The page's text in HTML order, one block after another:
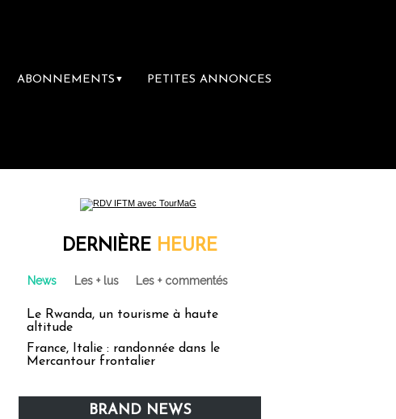
ABONNEMENTS ▼ PETITES ANNONCES
DERNIÈRE HEURE
News Les + lus Les + commentés
Le Rwanda, un tourisme à haute
altitude
France, Italie : randonnée dans le
Mercantour frontalier
BRAND NEWS